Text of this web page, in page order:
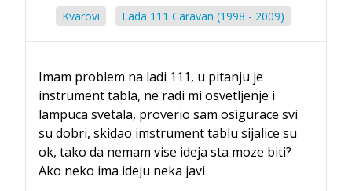
Kvarovi Lada 111 Caravan (1998 - 2009)
Imam problem na ladi 111, u pitanju je
instrument tabla, ne radi mi osvetljenje i
lampuca svetala, proverio sam osigurace svi
su dobri, skidao imstrument tablu sijalice su
ok, tako da nemam vise ideja sta moze biti?
Ako neko ima ideju neka javi